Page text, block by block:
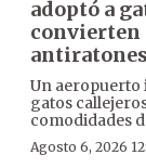
adoptó a
convierten
Un aeropuerto
gatos
comodidades
Agosto 6, 2026